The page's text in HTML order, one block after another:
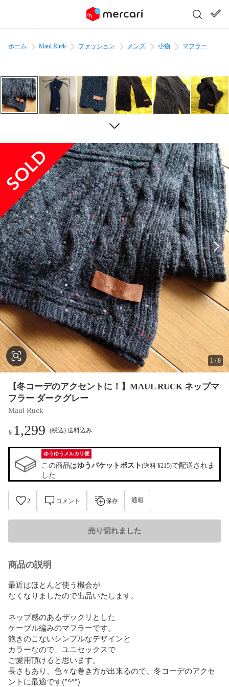
ホーム Maul Ruck ファッション メンズ 小物 マフラー
1 /8
【冬コーデのアクセントに！】MAUL RUCK ネップマ
フラー ダークグレー
Maul Ruck
¥ 1,299 (税込) 送料込み
ゆうゆうメルカリ便
この商品はゆうパケットポスト(送料 ¥215)で配送されま
した
2 コメント 保存 通報
売り切れました
商品の説明
最近はほとんど使う機会が
なくなりましたので出品いたします。
ネップ感のあるザックリとした
ケーブル編みのマフラーです。
飽きのこないシンプルなデザインと
カラーなので、ユニセックスで
ご愛用頂けると思います。
長さもあり、色々な巻き方が出来るので、冬コーデのアクセ
ントに最適です(*^^*)